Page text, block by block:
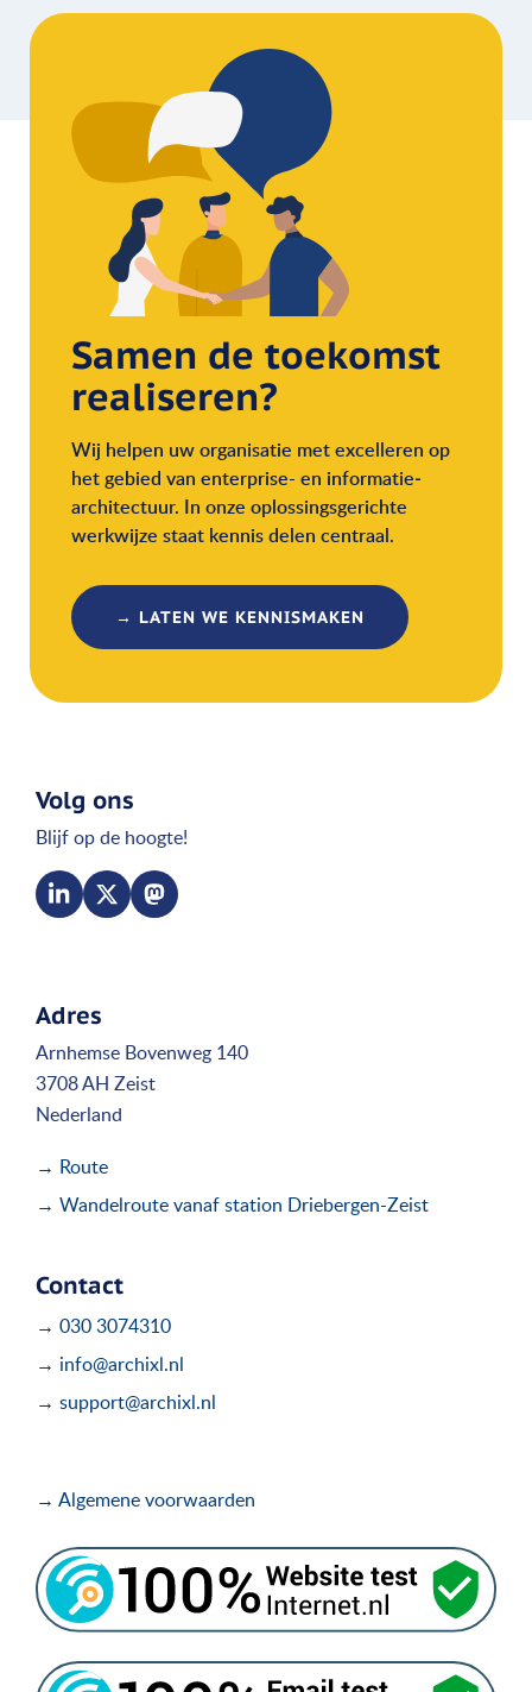
Samen de toekomst
realiseren?
Wij helpen uw organisatie met excelleren op
het gebied van enterprise- en informatie­
architectuur. In onze oplossingsgerichte
werkwijze staat kennis delen centraal.
→ LATEN WE KENNISMAKEN
Volg ons
Blijf op de hoogte!
Adres
Arnhemse Bovenweg 140
3708 AH Zeist
Nederland
→ Route
→ Wandelroute vanaf station Driebergen-Zeist
Contact
→ 030 3074310
→ info@archixl.nl
→ support@archixl.nl
→ Algemene voorwaarden